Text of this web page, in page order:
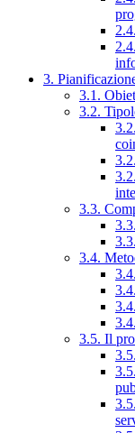
3.
3.1.
3.2.
3.3.
3.4.
3.5. Il